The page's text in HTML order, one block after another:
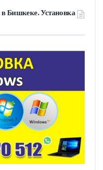
Бишкеке. Установка